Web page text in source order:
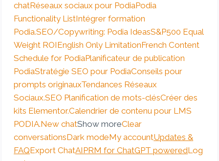
chatRéseaux sociaux pour PodiaPodia
Functionality ListIntégrer formation
Podia.SEO/Copywriting: Podia IdeasS&P500 Equal
Weight ROIEnglish Only LimitationFrench Content
Schedule for PodiaPlanificateur de publication
PodiaStratégie SEO pour PodiaConseils pour
prompts originauxTendances Réseaux
Sociaux.SEO Planification de mots-clésCréer des
kits Elementor.Calendrier de contenu pour LMS
PODIA.New chatShow moreClear
conversationsDark modeMy accountUpdates &
FAQExport ChatAIPRM for ChatGPT poweredLog